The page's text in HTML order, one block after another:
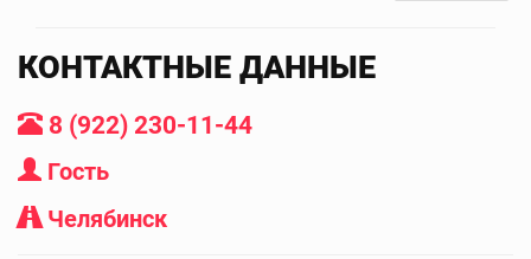
КОНТАКТНЫЕ ДАННЫЕ
8 (922) 230-11-44
Гость
Челябинск